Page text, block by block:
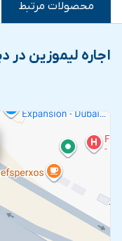
محصولات مرتبط
اجاره لیموزین